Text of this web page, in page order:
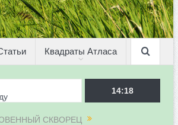
Квадраты Атласа
14:18
СКВОРЕЦ